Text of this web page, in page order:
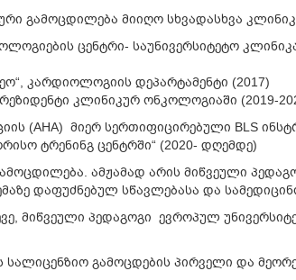
გამოცდილება მიიღო სხვადასხვა
ცენტრი- საუნივერსიტეტო
კარდიოლოგიის დეპარტამენტი (2017)
კლინიკურ ონკოლოგიაში (2019-
(AHA) მიერ სერთიფიცირებული BLS
ტრენინგ ცენტრში“ (2020- დღემდე)
ამჟამად არის მიწვეული
დაფუძნებულ სწავლებასა და
მიწვეული პედაგოგი ევროპულ
სალიცენზიო გამოცდების პირველი და